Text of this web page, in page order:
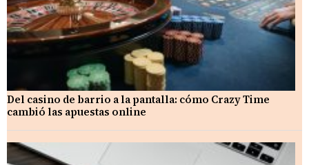
Del casino de barrio a la pantalla: cómo Crazy Time
cambió las apuestas online